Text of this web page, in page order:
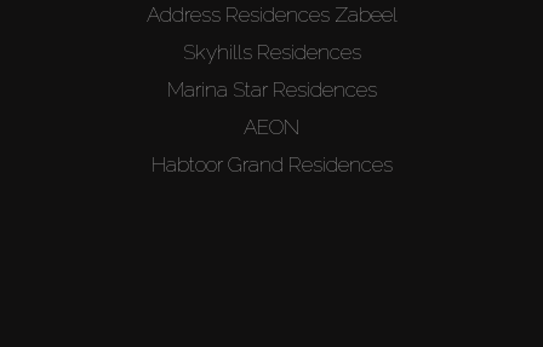
Address Residences Zabeel
Skyhills Residences
Marina Star Residences
AEON
Habtoor Grand Residences